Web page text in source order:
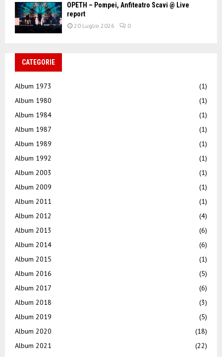
OPETH – Pompei, Anfiteatro Scavi @ Live
report
20 Luglio 2026 0
CATEGORIE
Album 1973
(1)
Album 1980
(1)
Album 1984
(1)
Album 1987
(1)
Album 1989
(1)
Album 1992
(1)
Album 2003
(1)
Album 2009
(1)
Album 2011
(1)
Album 2012
(4)
Album 2013
(6)
Album 2014
(6)
Album 2015
(1)
Album 2016
(5)
Album 2017
(6)
Album 2018
(3)
Album 2019
(5)
Album 2020
(18)
Album 2021
(22)